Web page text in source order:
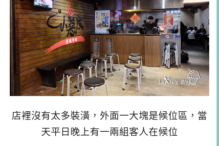
店裡沒有太多裝潢，外面一大塊是候位區，當
天平日晚上有一兩組客人在候位